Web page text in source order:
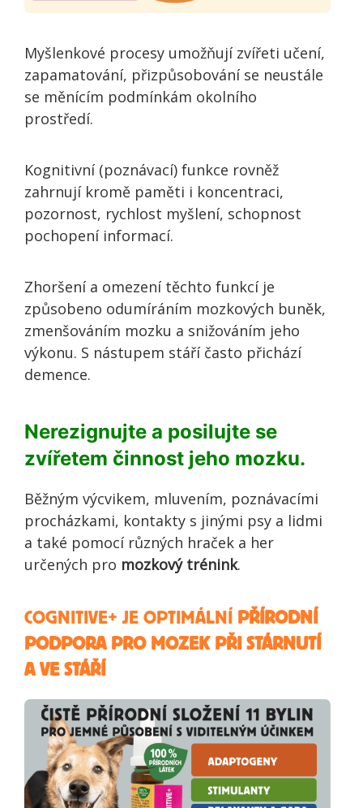
Myšlenkové procesy umožňují zvířeti učení,
zapamatování, přizpůsobování se neustále
se měnícím podmínkám okolního
prostředí.
Kognitivní (poznávací) funkce rovněž
zahrnují kromě paměti i koncentraci,
pozornost, rychlost myšlení, schopnost
pochopení informací.
Zhoršení a omezení těchto funkcí je
způsobeno odumíráním mozkových buněk,
zmenšováním mozku a snižováním jeho
výkonu. S nástupem stáří často přichází
demence.
Nerezignujte a posilujte se
zvířetem činnost jeho mozku.
Běžným výcvikem, mluvením, poznávacími
procházkami, kontakty s jinými psy a lidmi
a také pomocí různých hraček a her
určených pro mozkový trénink.
COGNITIVE+ JE OPTIMÁLNÍ
PŘÍRODNÍ
PODPORA PRO MOZEK PŘI STÁRNUTÍ
A VE STÁŘÍ